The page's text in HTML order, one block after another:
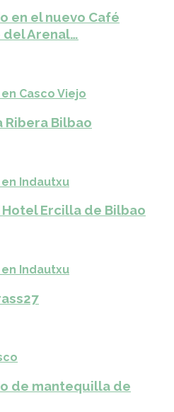
en el nuevo Café
Arenal…
Casco Viejo
Ribera Bilbao
Indautxu
Hotel Ercilla de Bilbao
Indautxu
de mantequilla de